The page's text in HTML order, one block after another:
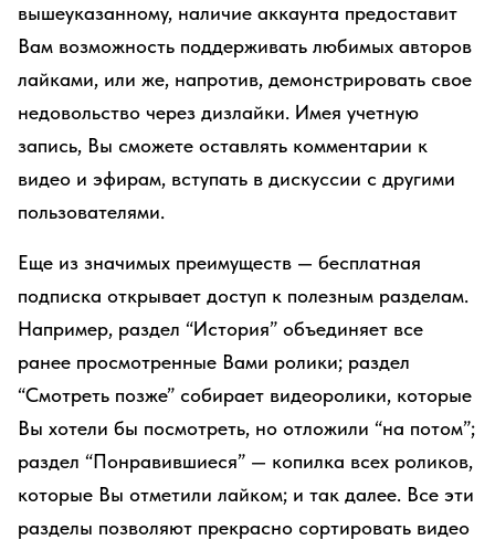
вышеуказанному, наличие аккаунта предоставит
Вам возможность поддерживать любимых авторов
лайками, или же, напротив, демонстрировать свое
недовольство через дизлайки. Имея учетную
запись, Вы сможете оставлять комментарии к
видео и эфирам, вступать в дискуссии с другими
пользователями.
Еще из значимых преимуществ — бесплатная
подписка открывает доступ к полезным разделам.
Например, раздел “История” объединяет все
ранее просмотренные Вами ролики; раздел
“Смотреть позже” собирает видеоролики, которые
Вы хотели бы посмотреть, но отложили “на потом”;
раздел “Понравившиеся” — копилка всех роликов,
которые Вы отметили лайком; и так далее. Все эти
разделы позволяют прекрасно сортировать видео